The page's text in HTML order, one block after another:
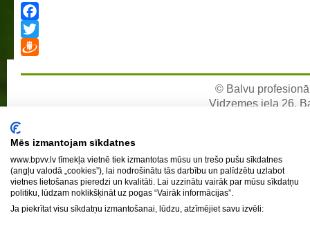
Facebook
Twitter
© Balvu
Vidzemes iela 26,
Mēs izmantojam sīkdatnes
www.bpvv.lv tīmekļa vietnē tiek izmantotas mūsu un trešo pušu sīkdatnes
(angļu valodā „cookies”), lai nodrošinātu tās darbību un palīdzētu uzlabot
vietnes lietošanas pieredzi un kvalitāti. Lai uzzinātu vairāk par mūsu sīkdatņu
politiku, lūdzam noklikšķināt uz pogas “Vairāk informācijas”.
Ja piekrītat visu sīkdatņu izmantošanai, lūdzu, atzīmējiet savu izvēli: